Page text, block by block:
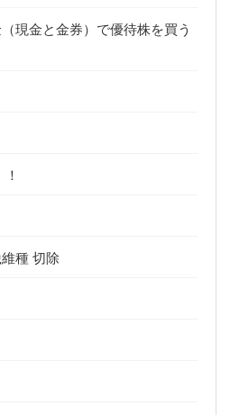
現金と金券）で優待株を買う
種 切除